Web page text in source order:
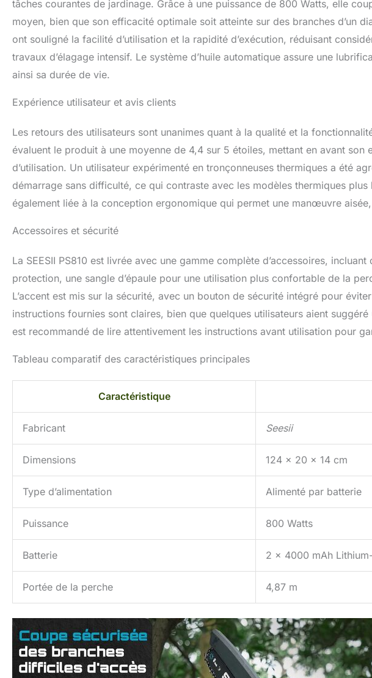
: Le réservoir d’huile intégré assure une
réduisant la friction et prolongeant la
fluide et efficace Écologique et sans
usage propre, silencieux et sans
plus écologique, durable et respectueux
tâches courantes de jardinage. Grâce à une puissance de 800 Watts, elle
moyen, bien que son efficacité optimale soit atteinte sur des branches d’un
ont souligné la facilité d’utilisation et la rapidité d’exécution, réduisant
travaux d’élagage intensif. Le système d’huile automatique assure une
ainsi sa durée de vie.
Expérience utilisateur et avis clients
Les retours des utilisateurs sont unanimes quant à la qualité et la
évaluent le produit à une moyenne de 4,4 sur 5 étoiles, mettant en avant
d’utilisation. Un utilisateur expérimenté en tronçonneuses thermiques a été
démarrage sans difficulté, ce qui contraste avec les modèles thermiques
également liée à la conception ergonomique qui permet une manœuvre
Accessoires et sécurité
La SEESII PS810 est livrée avec une gamme complète d’accessoires,
protection, une sangle d’épaule pour une utilisation plus confortable de la
L’accent est mis sur la sécurité, avec un bouton de sécurité intégré pour
instructions fournies sont claires, bien que quelques utilisateurs aient
est recommandé de lire attentivement les instructions avant utilisation pour
Tableau comparatif des caractéristiques principales
Caractéristique
Fabricant Seesii
Dimensions 124 x 20 x 14 cm
Type d’alimentation Alimenté par batterie
Puissance 800 Watts
Batterie 2 x 4000 mAh
Portée de la perche 4,87 m